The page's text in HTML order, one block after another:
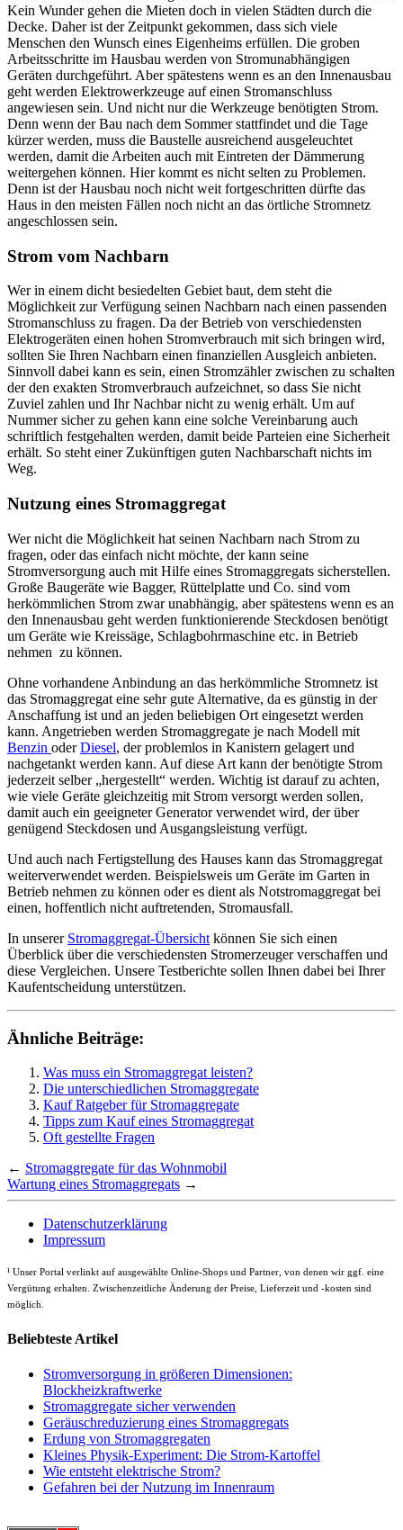
Kein Wunder gehen die Mieten doch in vielen Städten durch die
Decke. Daher ist der Zeitpunkt gekommen, dass sich viele
Menschen den Wunsch eines Eigenheims erfüllen. Die groben
Arbeitsschritte im Hausbau werden von Stromunabhängigen
Geräten durchgeführt. Aber spätestens wenn es an den Innenausbau
geht werden Elektrowerkzeuge auf einen Stromanschluss
angewiesen sein. Und nicht nur die Werkzeuge benötigten Strom.
Denn wenn der Bau nach dem Sommer stattfindet und die Tage
kürzer werden, muss die Baustelle ausreichend ausgeleuchtet
werden, damit die Arbeiten auch mit Eintreten der Dämmerung
weitergehen können. Hier kommt es nicht selten zu Problemen.
Denn ist der Hausbau noch nicht weit fortgeschritten dürfte das
Haus in den meisten Fällen noch nicht an das örtliche Stromnetz
angeschlossen sein.
Strom vom Nachbarn
Wer in einem dicht besiedelten Gebiet baut, dem steht die
Möglichkeit zur Verfügung seinen Nachbarn nach einen passenden
Stromanschluss zu fragen. Da der Betrieb von verschiedensten
Elektrogeräten einen hohen Stromverbrauch mit sich bringen wird,
sollten Sie Ihren Nachbarn einen finanziellen Ausgleich anbieten.
Sinnvoll dabei kann es sein, einen Stromzähler zwischen zu schalten
der den exakten Stromverbrauch aufzeichnet, so dass Sie nicht
Zuviel zahlen und Ihr Nachbar nicht zu wenig erhält. Um auf
Nummer sicher zu gehen kann eine solche Vereinbarung auch
schriftlich festgehalten werden, damit beide Parteien eine Sicherheit
erhält. So steht einer Zukünftigen guten Nachbarschaft nichts im
Weg.
Nutzung eines Stromaggregat
Wer nicht die Möglichkeit hat seinen Nachbarn nach Strom zu
fragen, oder das einfach nicht möchte, der kann seine
Stromversorgung auch mit Hilfe eines Stromaggregats sicherstellen.
Große Baugeräte wie Bagger, Rüttelplatte und Co. sind vom
herkömmlichen Strom zwar unabhängig, aber spätestens wenn es an
den Innenausbau geht werden funktionierende Steckdosen benötigt
um Geräte wie Kreissäge, Schlagbohrmaschine etc. in Betrieb
nehmen zu können.
Ohne vorhandene Anbindung an das herkömmliche Stromnetz ist
das Stromaggregat eine sehr gute Alternative, da es günstig in der
Anschaffung ist und an jeden beliebigen Ort eingesetzt werden
kann. Angetrieben werden Stromaggregate je nach Modell mit
Benzin oderDiesel, der problemlos in Kanistern gelagert und
nachgetankt werden kann. Auf diese Art kann der benötigte Strom
jederzeit selber „hergestellt“ werden. Wichtig ist darauf zu achten,
wie viele Geräte gleichzeitig mit Strom versorgt werden sollen,
damit auch ein geeigneter Generator verwendet wird, der über
genügend Steckdosen und Ausgangsleistung verfügt.
Und auch nach Fertigstellung des Hauses kann das Stromaggregat
weiterverwendet werden. Beispielsweis um Geräte im Garten in
Betrieb nehmen zu können oder es dient als Notstromaggregat bei
einen, hoffentlich nicht auftretenden, Stromausfall.
In unserer Stromaggregat-Übersicht können Sie sich einen
Überblick über die verschiedensten Stromerzeuger verschaffen und
diese Vergleichen. Unsere Testberichte sollen Ihnen dabei bei Ihrer
Kaufentscheidung unterstützen.
Ähnliche Beiträge:
Was muss ein Stromaggregat leisten?
Die unterschiedlichen Stromaggregate
Kauf Ratgeber für Stromaggregate
Tipps zum Kauf eines Stromaggregat
Oft gestellte Fragen
← Stromaggregate für das Wohnmobil
Wartung eines Stromaggregats →
Datenschutzerklärung
Impressum
¹ Unser Portal verlinkt auf ausgewählte Online-Shops und Partner, von denen wir ggf. eine
Vergütung erhalten. Zwischenzeitliche Änderung der Preise, Lieferzeit und -kosten sind
möglich.
Beliebteste Artikel
Stromversorgung in größeren Dimensionen:
Blockheizkraftwerke
Stromaggregate sicher verwenden
Geräuschreduzierung eines Stromaggregats
Erdung von Stromaggregaten
Kleines Physik-Experiment: Die Strom-Kartoffel
Wie entsteht elektrische Strom?
Gefahren bei der Nutzung im Innenraum